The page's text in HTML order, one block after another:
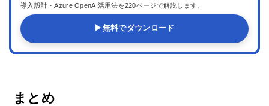
導入設計・Azure OpenAI活用法を220ページで解説します。
▶ 無料でダウンロード
まとめ